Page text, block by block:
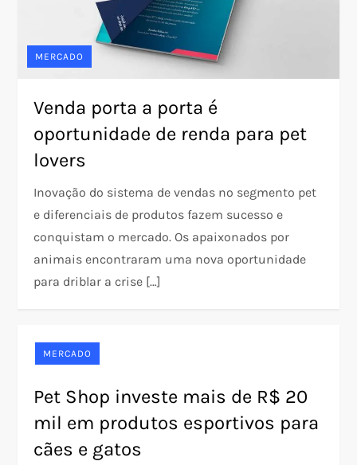
MERCADO
Venda porta a porta é
oportunidade de renda para pet
lovers
Inovação do sistema de vendas no segmento pet
e diferenciais de produtos fazem sucesso e
conquistam o mercado. Os apaixonados por
animais encontraram uma nova oportunidade
para driblar a crise […]
MERCADO
Pet Shop investe mais de R$ 20
mil em produtos esportivos para
cães e gatos